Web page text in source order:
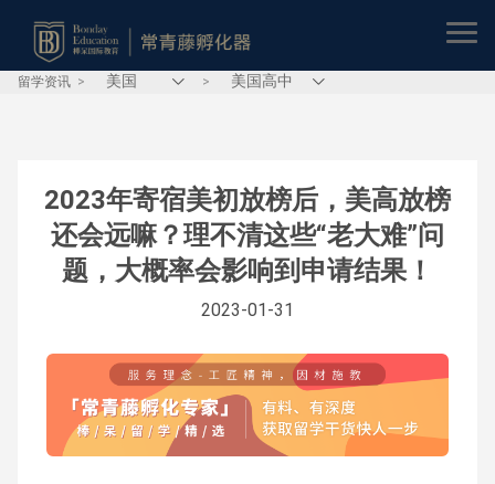
留学资讯 > >
2023年寄宿美初放榜后，美高放榜
还会远嘛？理不清这些“老大难”问
题，大概率会影响到申请结果！
2023-01-31